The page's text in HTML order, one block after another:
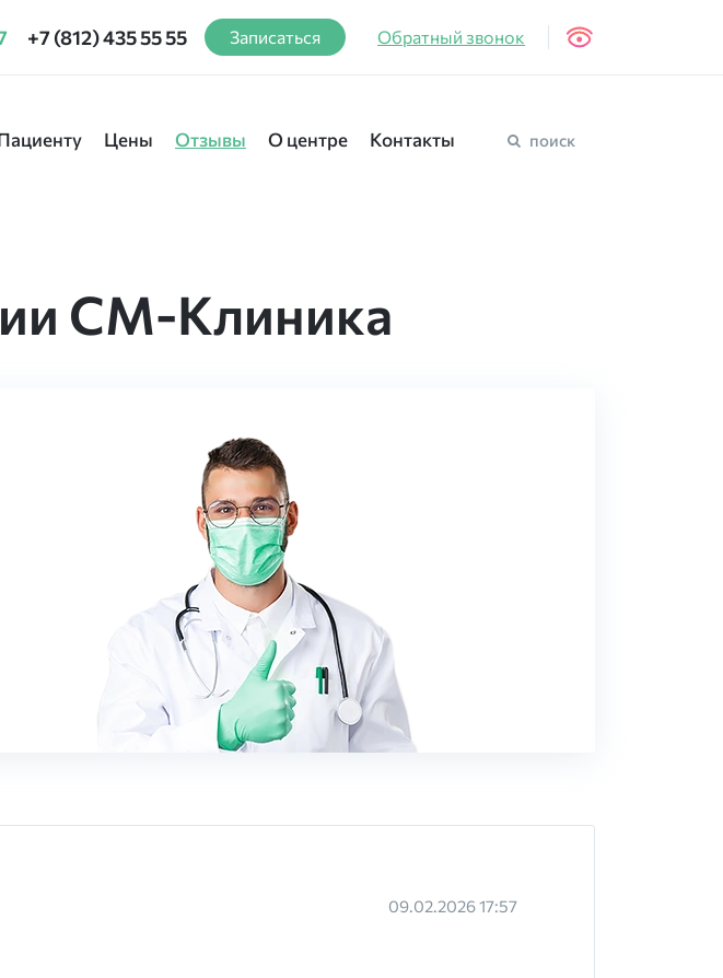
+7 (812) 435 55 55 Записаться Обратный звонок
Цены Отзывы О центре Контакты поиск
СМ-Клиника
09.02.2026 17:57